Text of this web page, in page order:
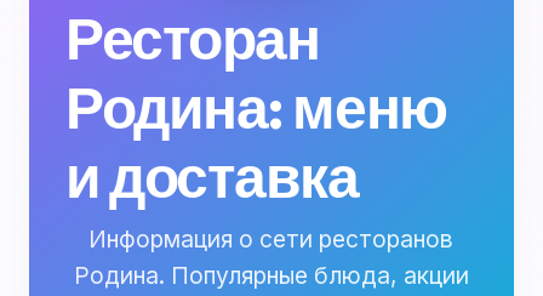
Ресторан
Родина: меню
и доставка
Информация о сети ресторанов
Родина. Популярные блюда, акции